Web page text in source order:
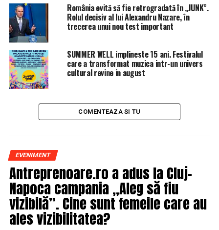
ARTICOLE PE ACEIASI TEMA: PRIMA
Ce legătură este între firma DST, care a câștigat
licitația pentru paza SGU, și președintele CA-ului de la
SGU, Ionuț Crețu
Ce pensie primește Nadia Comăneci din partea României
România evită să fie retrogradată în „JUNK”.
Rolul decisiv al lui Alexandru Nazare, în
trecerea unui nou test important
SUMMER WELL implineste 15 ani. Festivalul
care a transformat muzica intr-un univers
cultural revine in august
COMENTEAZA SI TU
EVENIMENT
Antreprenoare.ro a adus la Cluj-
Napoca campania „Aleg să fiu
vizibilă”. Cine sunt femeile care au
ales vizibilitatea?